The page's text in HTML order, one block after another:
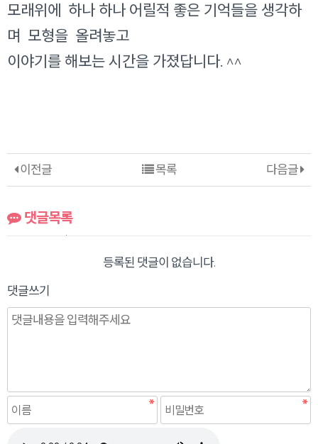
모래위에 하나 하나 어릴적 좋은 기억들을 생각하
며 모형을 올려놓고
이야기를 해보는 시간을 가졌답니다. ^^
이전글 다음글
목록
댓글목록
등록된 댓글이 없습니다.
댓글쓰기
필수
필수